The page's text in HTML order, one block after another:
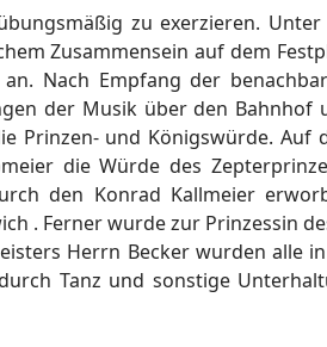
zu exerzieren.
Zusammensein auf dem
Nach Empfang der
der Musik über den Bahnhof
Prinzen- und Königswürde.
die Würde des
den Konrad Kallmeier
. Ferner wurde zur Prinzessin
Herrn Becker wurden alle
Tanz und sonstige